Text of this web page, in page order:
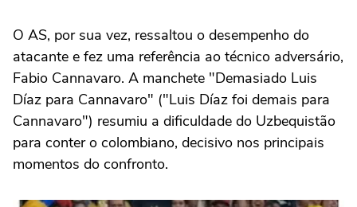
O AS, por sua vez, ressaltou o desempenho do
atacante e fez uma referência ao técnico adversário,
Fabio Cannavaro. A manchete "Demasiado Luis
Díaz para Cannavaro" ("Luis Díaz foi demais para
Cannavaro") resumiu a dificuldade do Uzbequistão
para conter o colombiano, decisivo nos principais
momentos do confronto.